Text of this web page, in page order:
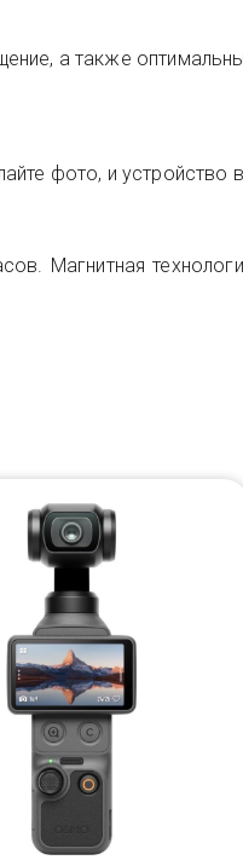
а также
фото, и устройство
Магнитная